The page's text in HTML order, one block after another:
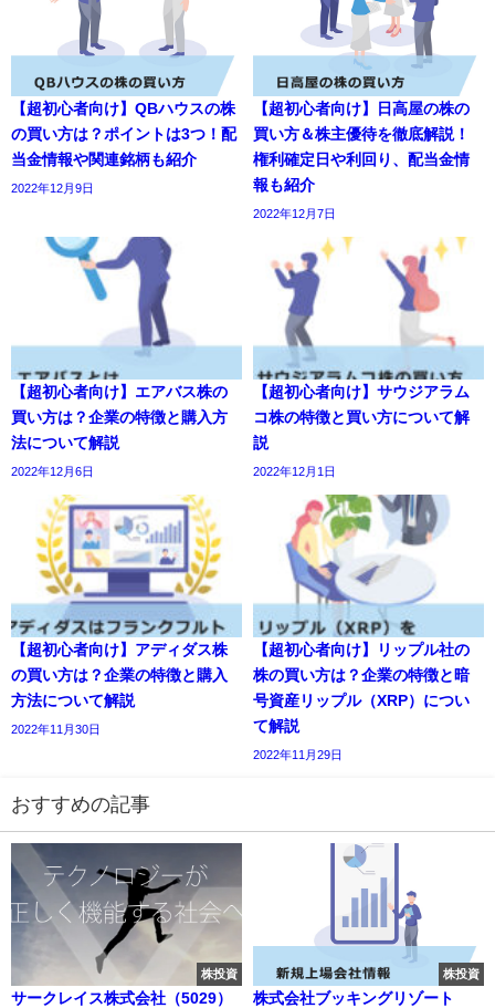
【超初心者向け】QBハウスの株
の買い方は？ポイントは3つ！配
当金情報や関連銘柄も紹介
2022年12月9日
【超初心者向け】日高屋の株の
買い方＆株主優待を徹底解説！
権利確定日や利回り、配当金情
報も紹介
2022年12月7日
【超初心者向け】エアバス株の
買い方は？企業の特徴と購入方
法について解説
2022年12月6日
【超初心者向け】サウジアラム
コ株の特徴と買い方について解
説
2022年12月1日
【超初心者向け】アディダス株
の買い方は？企業の特徴と購入
方法について解説
2022年11月30日
【超初心者向け】リップル社の
株の買い方は？企業の特徴と暗
号資産リップル（XRP）につい
て解説
2022年11月29日
おすすめの記事
株投資
サークレイス株式会社（5029）
株投資
株式会社ブッキングリゾート